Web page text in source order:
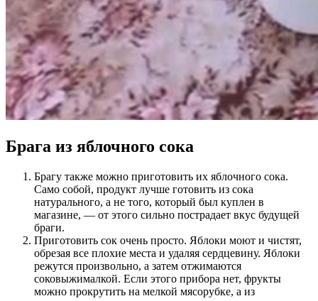
Брага из яблочного сока
Брагу также можно приготовить их яблочного сока.
Само собой, продукт лучше готовить из сока
натурального, а не того, который был куплен в
магазине, — от этого сильно пострадает вкус будущей
браги.
Приготовить сок очень просто. Яблоки моют и чистят,
обрезая все плохие места и удаляя сердцевину. Яблоки
режутся произвольно, а затем отжимаются
соковыжималкой. Если этого прибора нет, фрукты
можно прокрутить на мелкой мясорубке, а из